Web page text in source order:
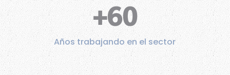
+60
Años trabajando en el sector